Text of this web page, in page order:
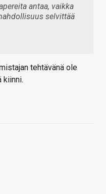
antaa, vaikka
selvittää
tehtävänä ole
kiinni.